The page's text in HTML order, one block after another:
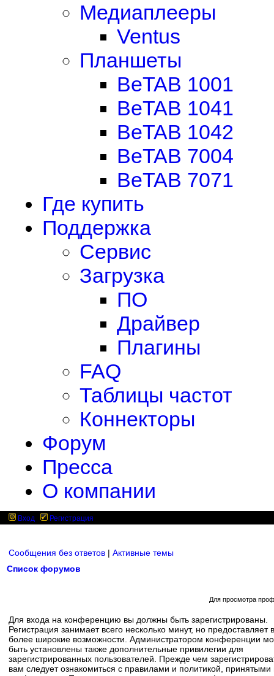
Медиаплееры
Ventus
Планшеты
BeTAB 1001
BeTAB 1041
BeTAB 1042
BeTAB 7004
BeTAB 7071
Где купить
Поддержка
Сервис
Загрузка
ПО
Драйвер
Плагины
FAQ
Таблицы частот
Коннекторы
Форум
Пресса
О компании
Вход Регистрация
Сообщения без ответов | Активные темы
Список форумов
Для просмотра
Для входа на конференцию вы должны быть зарегистрированы.
Регистрация занимает всего несколько минут, но предоставляет
более широкие возможности. Администратором конференции
быть установлены также дополнительные привилегии для
зарегистрированных пользователей. Прежде чем
вам следует ознакомиться с правилами и политикой, принятыми